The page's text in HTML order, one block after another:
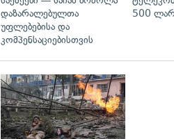
დაზარალებულთა
უფლებებისა და
კომპენსაციებისთვის
500